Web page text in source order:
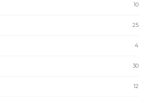
10
25
4
30
12